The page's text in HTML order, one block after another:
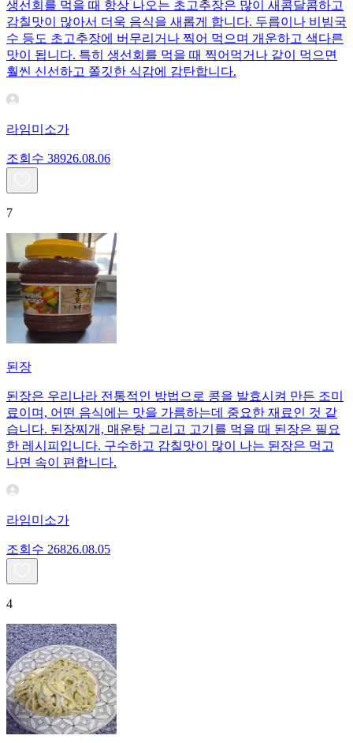
생선회를 먹을 때 항상 나오는 초고추장은 많이 새콤달콤하고
감칠맛이 많아서 더욱 음식을 새롭게 합니다. 두릅이나 비빔국
수 등도 초고추장에 버무리거나 찍어 먹으며 개운하고 색다른
맛이 됩니다. 특히 생선회를 먹을 때 찍어먹거나 같이 먹으면
훨씬 신선하고 쫄깃한 식감에 감탄합니다.
라임미소가
조회수 38926.08.06
7
된장
된장은 우리나라 전통적인 방법으로 콩을 발효시켜 만든 조미
료이며, 어떤 음식에는 맛을 가름하는데 중요한 재료인 것 같
습니다. 된장찌개, 매운탕 그리고 고기를 먹을 때 된장은 필요
한 레시피입니다. 구수하고 감칠맛이 많이 나는 된장은 먹고
나면 속이 편합니다.
라임미소가
조회수 26826.08.05
4